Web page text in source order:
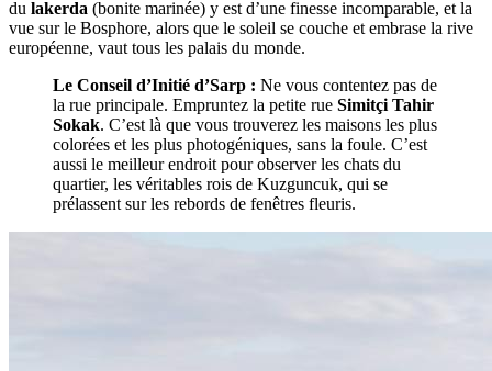
du lakerda (bonite marinée) y est d’une finesse incomparable, et la
vue sur le Bosphore, alors que le soleil se couche et embrase la rive
européenne, vaut tous les palais du monde.
Le Conseil d’Initié d’Sarp : Ne vous contentez pas de
la rue principale. Empruntez la petite rue Simitçi Tahir
Sokak. C’est là que vous trouverez les maisons les plus
colorées et les plus photogéniques, sans la foule. C’est
aussi le meilleur endroit pour observer les chats du
quartier, les véritables rois de Kuzguncuk, qui se
prélassent sur les rebords de fenêtres fleuris.